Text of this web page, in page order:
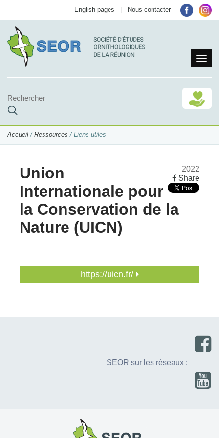
English pages Nous contacter
Accueil / Ressources / Liens utiles
2022
Share
Union
Internationale pour
la Conservation de la
Nature (UICN)
https://uicn.fr/
SEOR sur les réseaux :